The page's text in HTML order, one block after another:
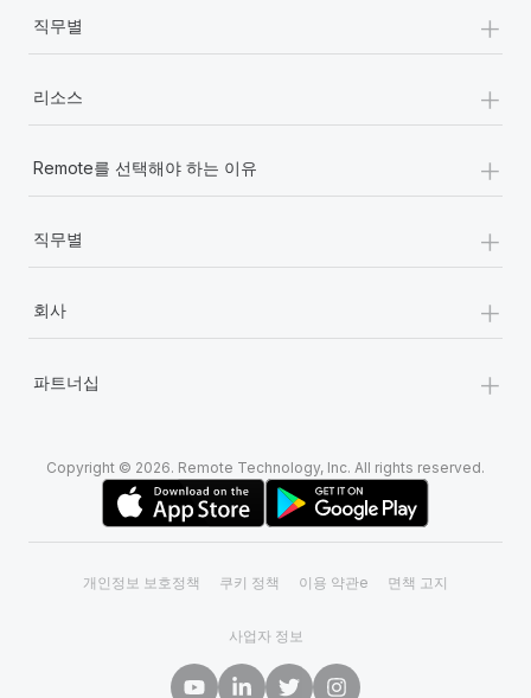
직무별 +
리소스 +
Remote를 선택해야 하는 이유 +
직무별 +
회사 +
파트너십 +
Copyright © 2026. Remote Technology, Inc. All rights reserved.
개인정보 보호정책 쿠키 정책 이용 약관e 면책 고지
사업자 정보